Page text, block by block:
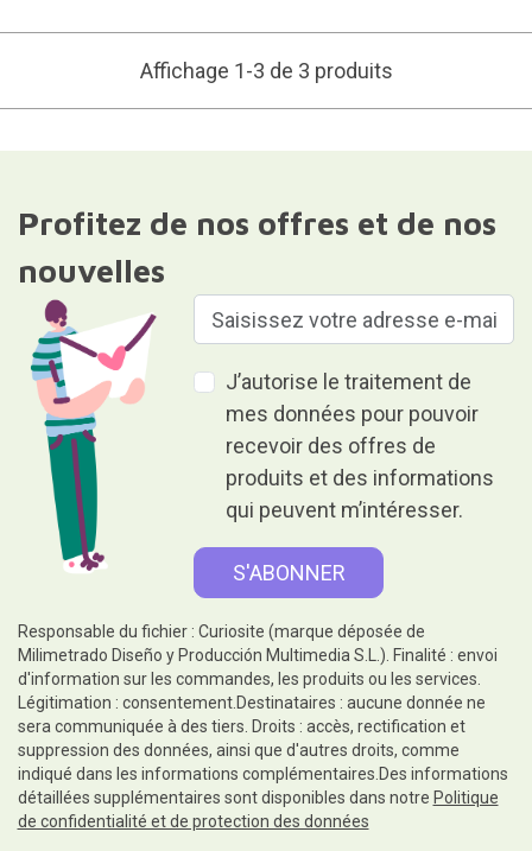
Affichage 1-3 de 3 produits
Profitez de nos offres et de nos
nouvelles
J’autorise le traitement de
mes données pour pouvoir
recevoir des offres de
produits et des informations
qui peuvent m’intéresser.
Responsable du fichier : Curiosite (marque déposée de
Milimetrado Diseño y Producción Multimedia S.L.). Finalité : envoi
d'information sur les commandes, les produits ou les services.
Légitimation : consentement.Destinataires : aucune donnée ne
sera communiquée à des tiers. Droits : accès, rectification et
suppression des données, ainsi que d'autres droits, comme
indiqué dans les informations complémentaires.Des informations
détaillées supplémentaires sont disponibles dans notre Politique
de confidentialité et de protection des données